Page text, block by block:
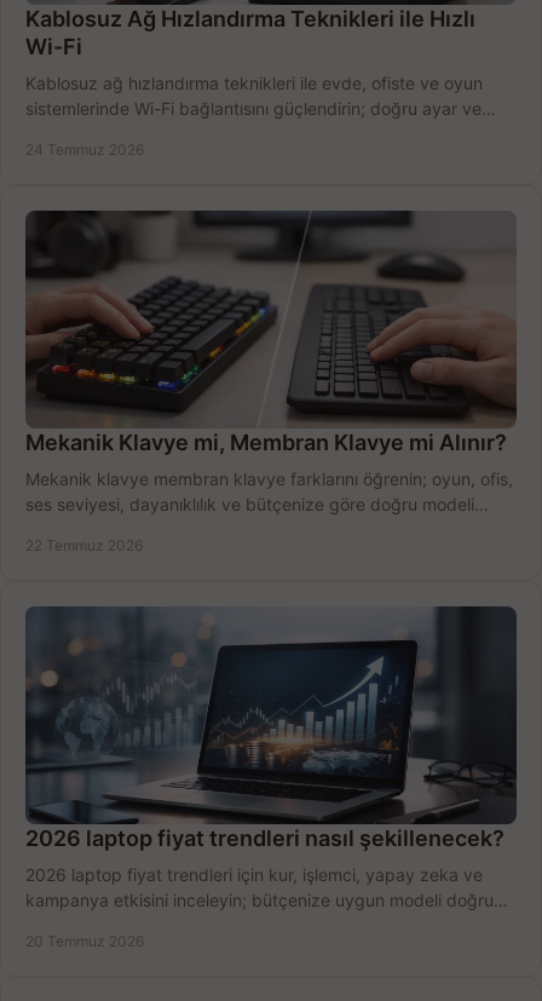
Kablosuz Ağ Hızlandırma Teknikleri ile Hızlı
Wi-Fi
Kablosuz ağ hızlandırma teknikleri ile evde, ofiste ve oyun
sistemlerinde Wi-Fi bağlantısını güçlendirin; doğru ayar ve
24 Temmuz 2026
Mekanik Klavye mi, Membran Klavye mi Alınır?
Mekanik klavye membran klavye farklarını öğrenin; oyun, ofis,
ses seviyesi, dayanıklılık ve bütçenize göre doğru modeli
22 Temmuz 2026
2026 laptop fiyat trendleri nasıl şekillenecek?
2026 laptop fiyat trendleri için kur, işlemci, yapay zeka ve
kampanya etkisini inceleyin; bütçenize uygun modeli doğru
20 Temmuz 2026